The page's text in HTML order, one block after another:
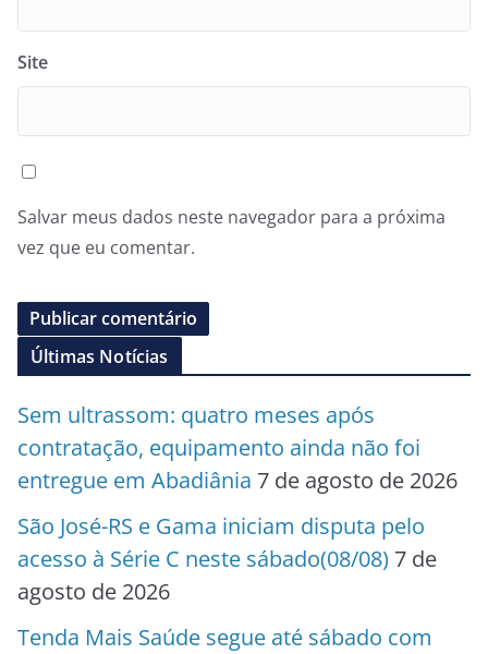
Site
Salvar meus dados neste navegador para a próxima
vez que eu comentar.
Últimas Notícias
Sem ultrassom: quatro meses após
contratação, equipamento ainda não foi
entregue em Abadiânia 7 de agosto de 2026
São José-RS e Gama iniciam disputa pelo
acesso à Série C neste sábado(08/08) 7 de
agosto de 2026
Tenda Mais Saúde segue até sábado com